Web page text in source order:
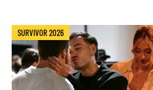
SURVIVOR 2026